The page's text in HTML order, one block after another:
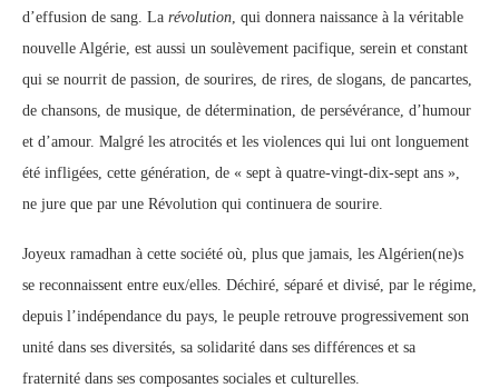
d’effusion de sang. La révolution, qui donnera naissance à la véritable
nouvelle Algérie, est aussi un soulèvement pacifique, serein et constant
qui se nourrit de passion, de sourires, de rires, de slogans, de pancartes,
de chansons, de musique, de détermination, de persévérance, d’humour
et d’amour. Malgré les atrocités et les violences qui lui ont longuement
été infligées, cette génération, de « sept à quatre-vingt-dix-sept ans »,
ne jure que par une Révolution qui continuera de sourire.
Joyeux ramadhan à cette société où, plus que jamais, les Algérien(ne)s
se reconnaissent entre eux/elles. Déchiré, séparé et divisé, par le régime,
depuis l’indépendance du pays, le peuple retrouve progressivement son
unité dans ses diversités, sa solidarité dans ses différences et sa
fraternité dans ses composantes sociales et culturelles.